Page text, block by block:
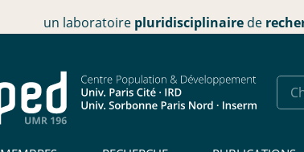
un laboratoire pluridisciplinaire de